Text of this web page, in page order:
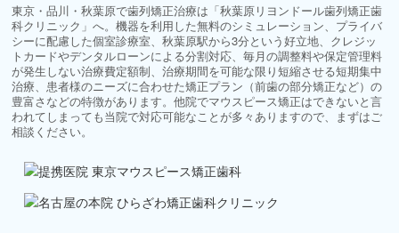
東京・品川・秋葉原で歯列矯正治療は「秋葉原リヨンドール歯列矯正歯
科クリニック」へ。機器を利用した無料のシミュレーション、プライバ
シーに配慮した個室診療室、秋葉原駅から3分という好立地、クレジッ
トカードやデンタルローンによる分割対応、毎月の調整料や保定管理料
が発生しない治療費定額制、治療期間を可能な限り短縮させる短期集中
治療、患者様のニーズに合わせた矯正プラン（前歯の部分矯正など）の
豊富さなどの特徴があります。他院でマウスピース矯正はできないと言
われてしまっても当院で対応可能なことが多々ありますので、まずはご
相談ください。